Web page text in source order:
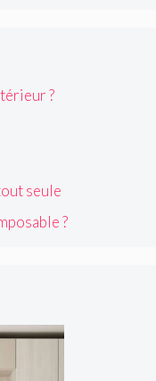
?
seule
?